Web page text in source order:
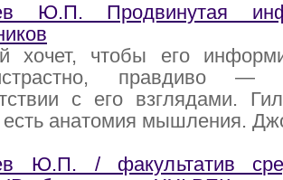
Ю.П. Продвинутая
хочет, чтобы его
правдиво
с его взглядами.
есть анатомия мышления.
Ю.П. / факультатив